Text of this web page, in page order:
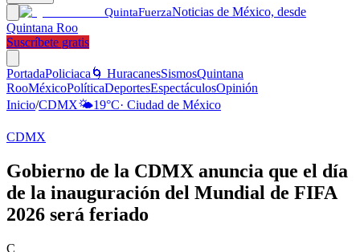
QuintaFuerzaNoticias de México, desde
Quintana Roo
Suscríbete gratis
PortadaPoliciaca 🌀 HuracanesSismosQuintana
RooMéxicoPolíticaDeportesEspectáculosOpinión
Inicio/CDMX🌤️19°C· Ciudad de México
CDMX
Gobierno de la CDMX anuncia que el día
de la inauguración del Mundial de FIFA
2026 será feriado
C